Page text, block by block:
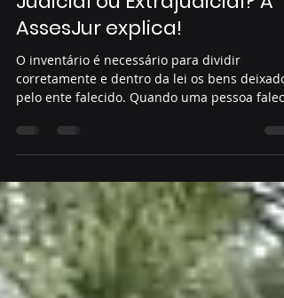
GUIA COMPLETO: Como e
quando fazer o inventário?
Judicial ou Extrajudicial? A
AssesJur explica!
O inventário é necessário para dividir
corretamente e dentro da lei os bens
ela...